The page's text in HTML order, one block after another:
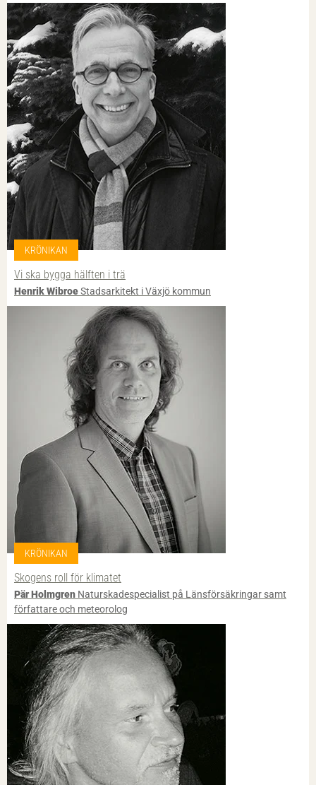
KRÖNIKAN
Vi ska bygga hälften i trä
Henrik WibroeStadsarkitekt i Växjö kommun
KRÖNIKAN
Skogens roll för klimatet
Pär Holmgren Naturskadespecialist på Länsförsäkringar samt
författare och meteorolog